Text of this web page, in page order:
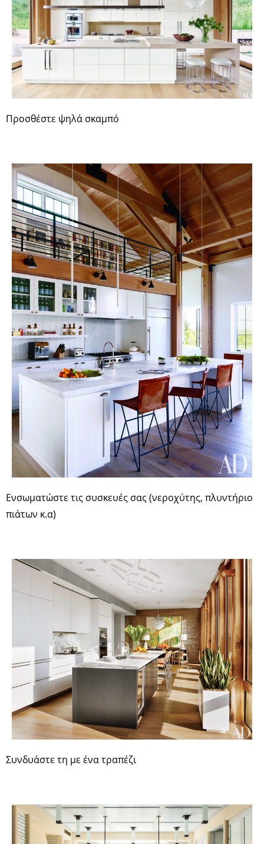
Προσθέστε ψηλά σκαμπό
Ενσωματώστε τις συσκευές σας (νεροχύτης, πλυντήριο
πιάτων κ.α)
Συνδυάστε τη με ένα τραπέζι